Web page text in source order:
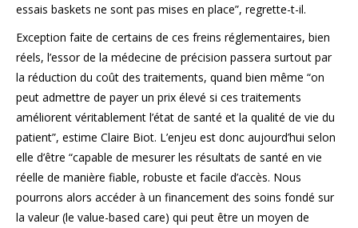
essais baskets ne sont pas mises en place”, regrette-t-il.
Exception faite de certains de ces freins réglementaires, bien
réels, l’essor de la médecine de précision passera surtout par
la réduction du coût des traitements, quand bien même “on
peut admettre de payer un prix élevé si ces traitements
améliorent véritablement l’état de santé et la qualité de vie du
patient”, estime Claire Biot. L’enjeu est donc aujourd’hui selon
elle d’être “capable de mesurer les résultats de santé en vie
réelle de manière fiable, robuste et facile d’accès. Nous
pourrons alors accéder à un financement des soins fondé sur
la valeur (le value-based care) qui peut être un moyen de